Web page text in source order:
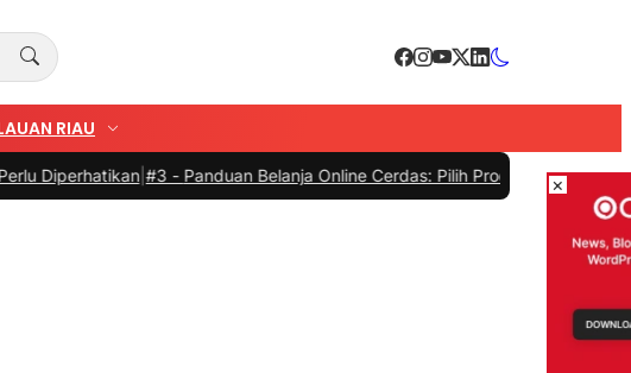
RIAU
|#3 -Panduan Belanja Online Cerdas: Pilih Produk dengan Bijak dan
×